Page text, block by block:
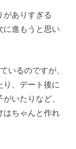
がありすぎる
に進もうと思い
いるのですが、
り、デート後に
いたりなど、
はちゃんと作れ